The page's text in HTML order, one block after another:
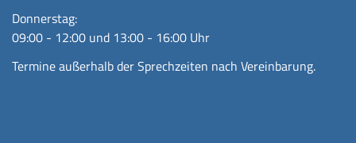
Donnerstag:
09:00 - 12:00 und 13:00 - 16:00 Uhr
Termine außerhalb der Sprechzeiten nach Vereinbarung.